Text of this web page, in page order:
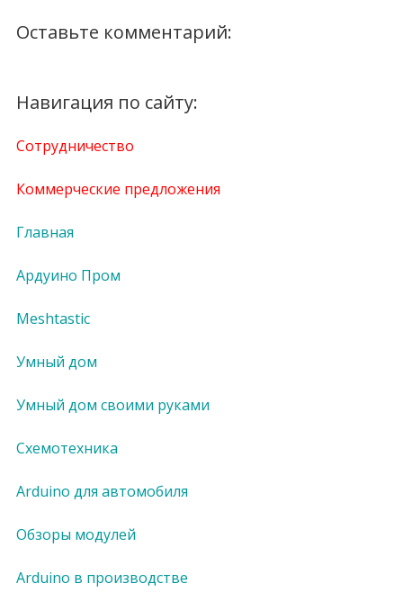
Оставьте комментарий:
Навигация по сайту:
Сотрудничество
Коммерческие предложения
Главная
Ардуино Пром
Meshtastic
Умный дом
Умный дом своими руками
Схемотехника
Arduino для автомобиля
Обзоры модулей
Arduino в производстве